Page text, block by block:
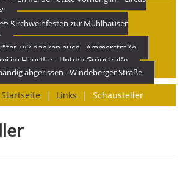
Kirchweihfesten zur Mühlhäuser
wir danken euch - Ammerstraße
im Hausflur - Untere Grünstraße
abgerissen - Windeberger Straße
Startseite | Links | Schausteller